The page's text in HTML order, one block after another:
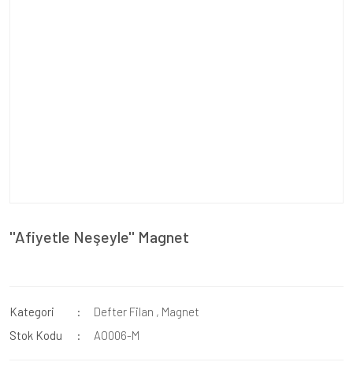
''Afiyetle Neşeyle'' Magnet
Kategori Defter Filan , Magnet
Stok Kodu
AO006-M